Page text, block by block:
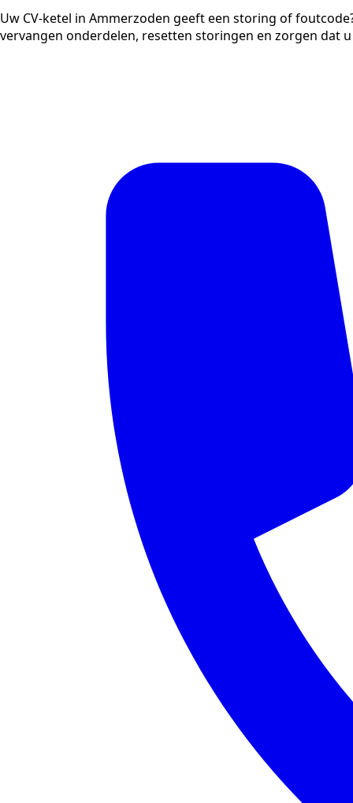
Uw CV-ketel in Ammerzoden geeft een storing of
vervangen onderdelen, resetten storingen en zorgen dat